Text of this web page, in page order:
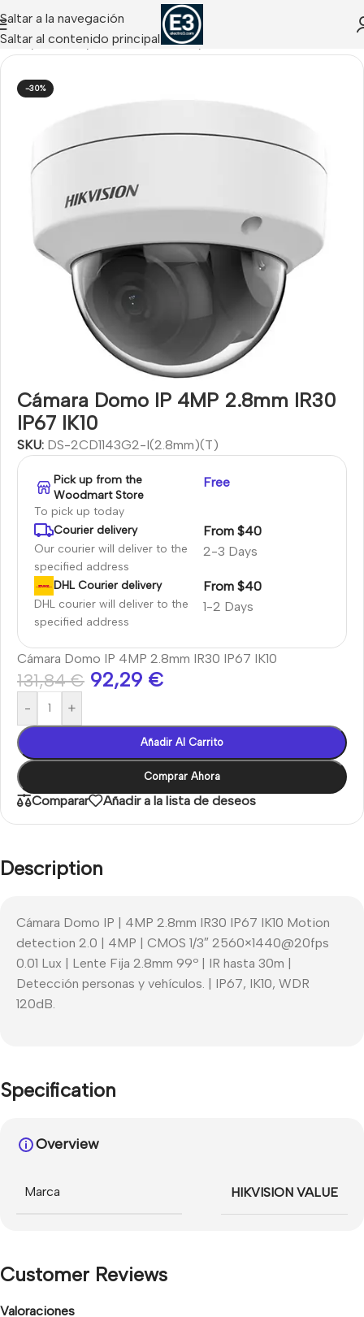
Saltar a la navegación
Saltar al contenido principal
Inicio CCTV IP/Cámaras IP Domo / Turret
-30%
Cámara Domo IP 4MP 2.8mm IR30
IP67 IK10
SKU: DS-2CD1143G2-I(2.8mm)(T)
Pick up from the
Woodmart Store
To pick up today
Free
Courier delivery
Our courier will deliver to the
specified address
2-3 Days
From $40
DHL Courier delivery
DHL courier will deliver to the
specified address
1-2 Days
From $40
Cámara Domo IP 4MP 2.8mm IR30 IP67 IK10
131,84€ 92,29 €
- +
Añadir Al Carrito
Comprar Ahora
Comparar Añadir a la lista de deseos
Description
Cámara Domo IP | 4MP 2.8mm IR30 IP67 IK10 Motion
detection 2.0 | 4MP | CMOS 1/3″ 2560×1440@20fps
0.01 Lux | Lente Fija 2.8mm 99º | IR hasta 30m |
Detección personas y vehículos. | IP67, IK10, WDR
120dB.
Specification
Overview
Marca HIKVISION VALUE
Customer Reviews
Valoraciones